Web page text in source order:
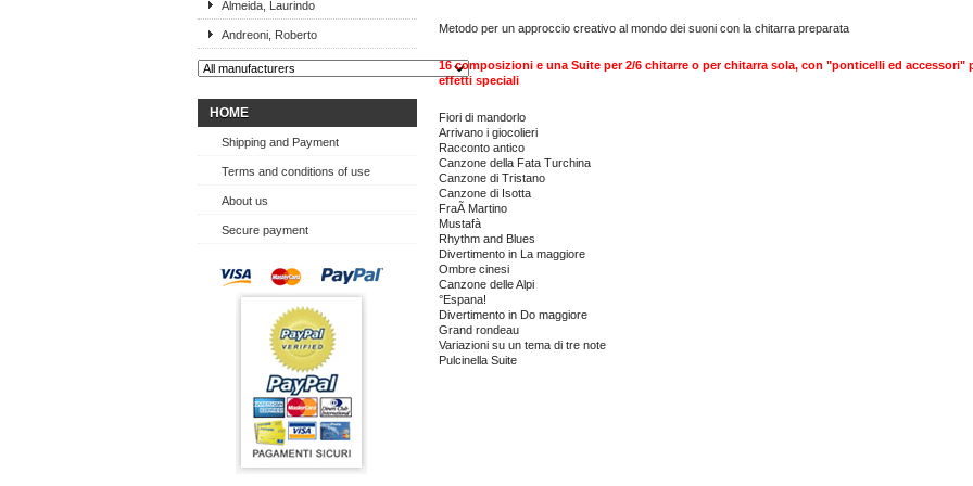
Almeida, Laurindo
Andreoni, Roberto
HOME
Shipping and Payment
Terms and conditions of use
About us
Secure payment
Metodo per un approccio creativo al mondo dei suoni con la chitarra preparata
16 composizioni e una Suite per 2/6 chitarre o per chitarra sola, con "ponticelli ed accessori"
effetti speciali
Fiori di mandorlo
Arrivano i giocolieri
Racconto antico
Canzone della Fata Turchina
Canzone di Tristano
Canzone di Isotta
FraÃ­ Martino
Mustafà
Rhythm and Blues
Divertimento in La maggiore
Ombre cinesi
Canzone delle Alpi
°Espana!
Divertimento in Do maggiore
Grand rondeau
Variazioni su un tema di tre note
Pulcinella Suite